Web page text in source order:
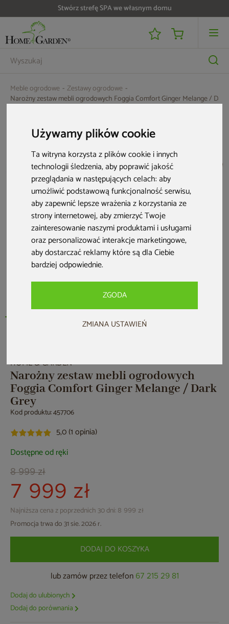
Używamy plików cookie
Ta witryna korzysta z plików cookie i innych
technologii śledzenia, aby poprawić jakość
przeglądania w następujących celach:aby
umożliwić podstawową funkcjonalność serwisu,
aby zapewnić lepsze wrażenia z korzystania ze
strony internetowej,aby zmierzyć Twoje
zainteresowanie naszymi produktami i usługami
oraz personalizować interakcje marketingowe,
aby dostarczać reklamy które są dla Ciebie
bardziej odpowiednie.
ZGODA
ZMIANA USTAWIEŃ
Stwórz strefę SPA we własnym domu
Meble ogrodowe
Zestawy ogrodowe
Narożny zestaw mebli ogrodowych Foggia Comfort Ginger Melange /
HOME & GARDEN
Narożny zestaw mebli ogrodowych
Foggia Comfort Ginger Melange / Dark
Grey
Kod produktu: 457706
5,0 (1 opinia)
Dostępne od ręki
8 999 zł
7 999 zł
Najniższa cena z poprzednich 30 dni: 8 999 zł
Promocja trwa do 31 sie. 2026 r.
DODAJ DO KOSZYKA
lub zamów przez telefon 67 215 29 81
Dodaj do ulubionych
Dodaj do porównania